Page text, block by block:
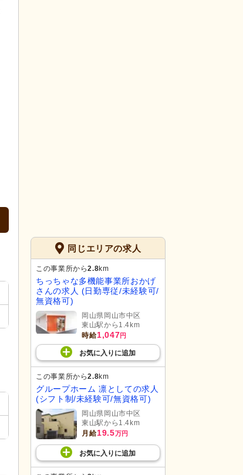
同じエリアの求人
この事業所から2.8km
ちっちゃな多機能事業所おかげ
さんの求人 (日勤専従/未経験可/
無資格可)
岡山県岡山市中区
東山駅から1.4km
時給1,047円
お気に入り に追加
この事業所から2.8km
グループホーム 凛としての求人
(シフト制/未経験可/無資格可)
岡山県岡山市中区
東山駅から1.4km
月給19.5万円
お気に入り に追加